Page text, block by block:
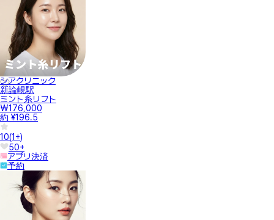
シアクリニック
新論峴駅
ミント糸リフト
₩176,000
約 ¥196.5
10(1+)
50+
アプリ決済
予約